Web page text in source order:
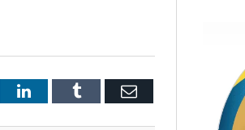
LinkedInTumblr Email